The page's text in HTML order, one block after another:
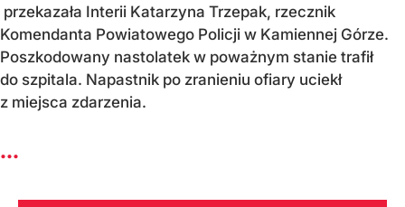
przekazała Interii Katarzyna Trzepak, rzecznik
Komendanta Powiatowego Policji w Kamiennej Górze.
Poszkodowany nastolatek w poważnym stanie trafił
do szpitala. Napastnik po zranieniu ofiary uciekł
z miejsca zdarzenia.
...